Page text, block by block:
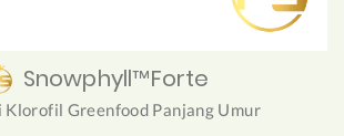
Snowphyll™Forte
Klorofil Greenfood Panjang Umur